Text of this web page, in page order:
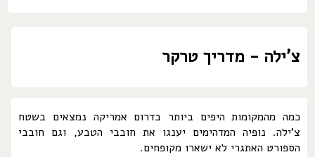
צ'ילה - מדריך טרקר
כמה מהמקומות היפים ביותר בדרום אמריקה נמצאים בשטח
צ'ילה. נופיה המדהימים יענגו את חובבי הטבע, וגם חובבי
הספורט האתגרי לא ישארו מקופחים.